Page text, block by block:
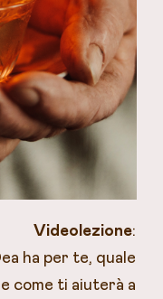
Videolezione:
ha per te, quale
come ti aiuterà a